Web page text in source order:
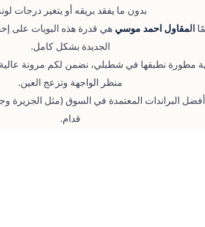
بدون ما يفقد بريقه أو يتغير درجات
المقاول احمد موسي هي قدرة هذه البويات على
الجديدة بشكل كامل.
مطورة نطبقها في شطبلي، نضمن لكم مرونة
منظر الواجهة وتزعج العين.
البراندات المعتمدة في السوق (مثل الجزيرة
قدام.